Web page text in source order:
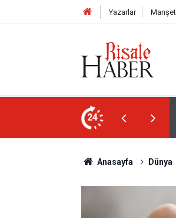
Yazarlar
24
hayret verici tecellilerini bize
Anasayfa Dünya